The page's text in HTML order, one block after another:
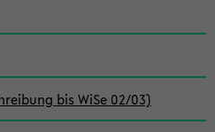
bis WiSe 02/03)